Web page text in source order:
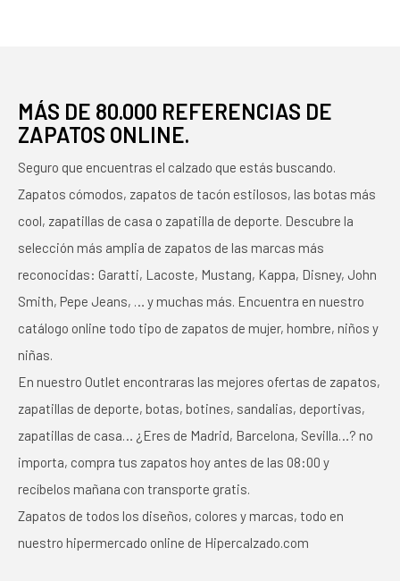
MÁS DE 80.000 REFERENCIAS DE
ZAPATOS ONLINE.
Seguro que encuentras el calzado que estás buscando.
Zapatos cómodos, zapatos de tacón estilosos, las botas más
cool, zapatillas de casa o zapatilla de deporte. Descubre la
selección más amplia de zapatos de las marcas más
reconocidas: Garatti, Lacoste, Mustang, Kappa, Disney, John
Smith, Pepe Jeans, … y muchas más. Encuentra en nuestro
catálogo online todo tipo de zapatos de mujer, hombre, niños y
niñas.
En nuestro Outlet encontraras las mejores ofertas de zapatos,
zapatillas de deporte, botas, botines, sandalias, deportivas,
zapatillas de casa… ¿Eres de Madrid, Barcelona, Sevilla…? no
importa, compra tus zapatos hoy antes de las 08:00 y
recíbelos mañana con transporte gratis.
Zapatos de todos los diseños, colores y marcas, todo en
nuestro hipermercado online de Hipercalzado.com